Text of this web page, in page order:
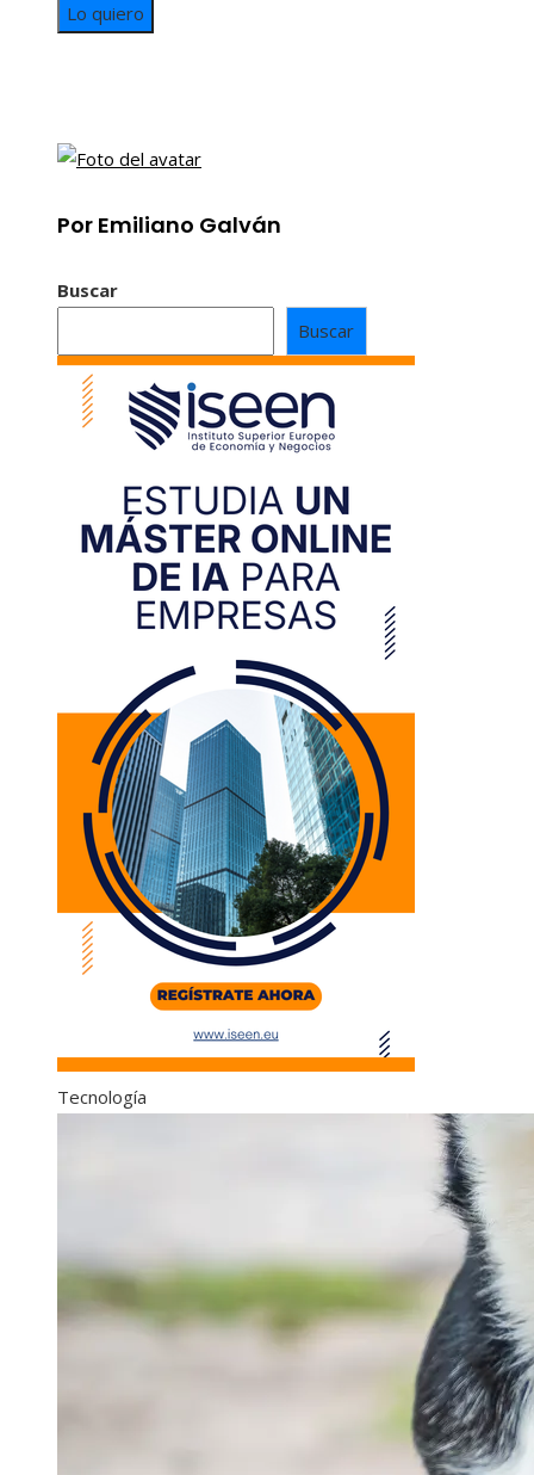
Lo quiero
Por Emiliano Galván
Buscar
Buscar
Tecnología